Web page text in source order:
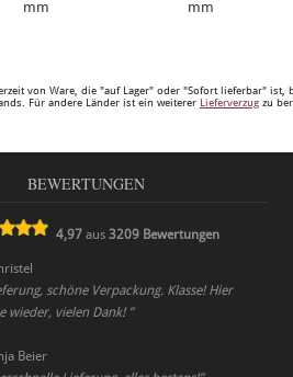
mm
mm
von Ware, die "auf Lager" oder "Sofort lieferbar" ist,
Für andere Länder ist ein weiterer Lieferverzug zu
BEWERTUNGEN
4,97 aus3209 Bewertungen
schöne Verpackung. Klasse! Hier
wieder, vielen Dank! ”
Beier